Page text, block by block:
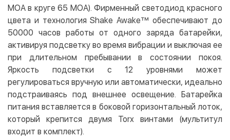
Мгновенная рассрочка (Приватбанк)
Оплата частями (Приватбанк)
Покупка частями (Монобанк)
МОА в круге 65 МОА). Фирменный светодиод красного
цвета и технология Shake Awake™ обеспечивают до
50000 часов работы от одного заряда батарейки,
активируя подсветку во время вибрации и выключая ее
при длительном пребывании в состоянии покоя.
Яркость подсветки с 12 уровнями может
регулироваться вручную или автоматически, идеально
подстраиваясь под внешнее освещение. Батарейка
питания вставляется в боковой горизонтальный лоток,
который крепится двумя Torx винтами (мультитул
входит в комплект).